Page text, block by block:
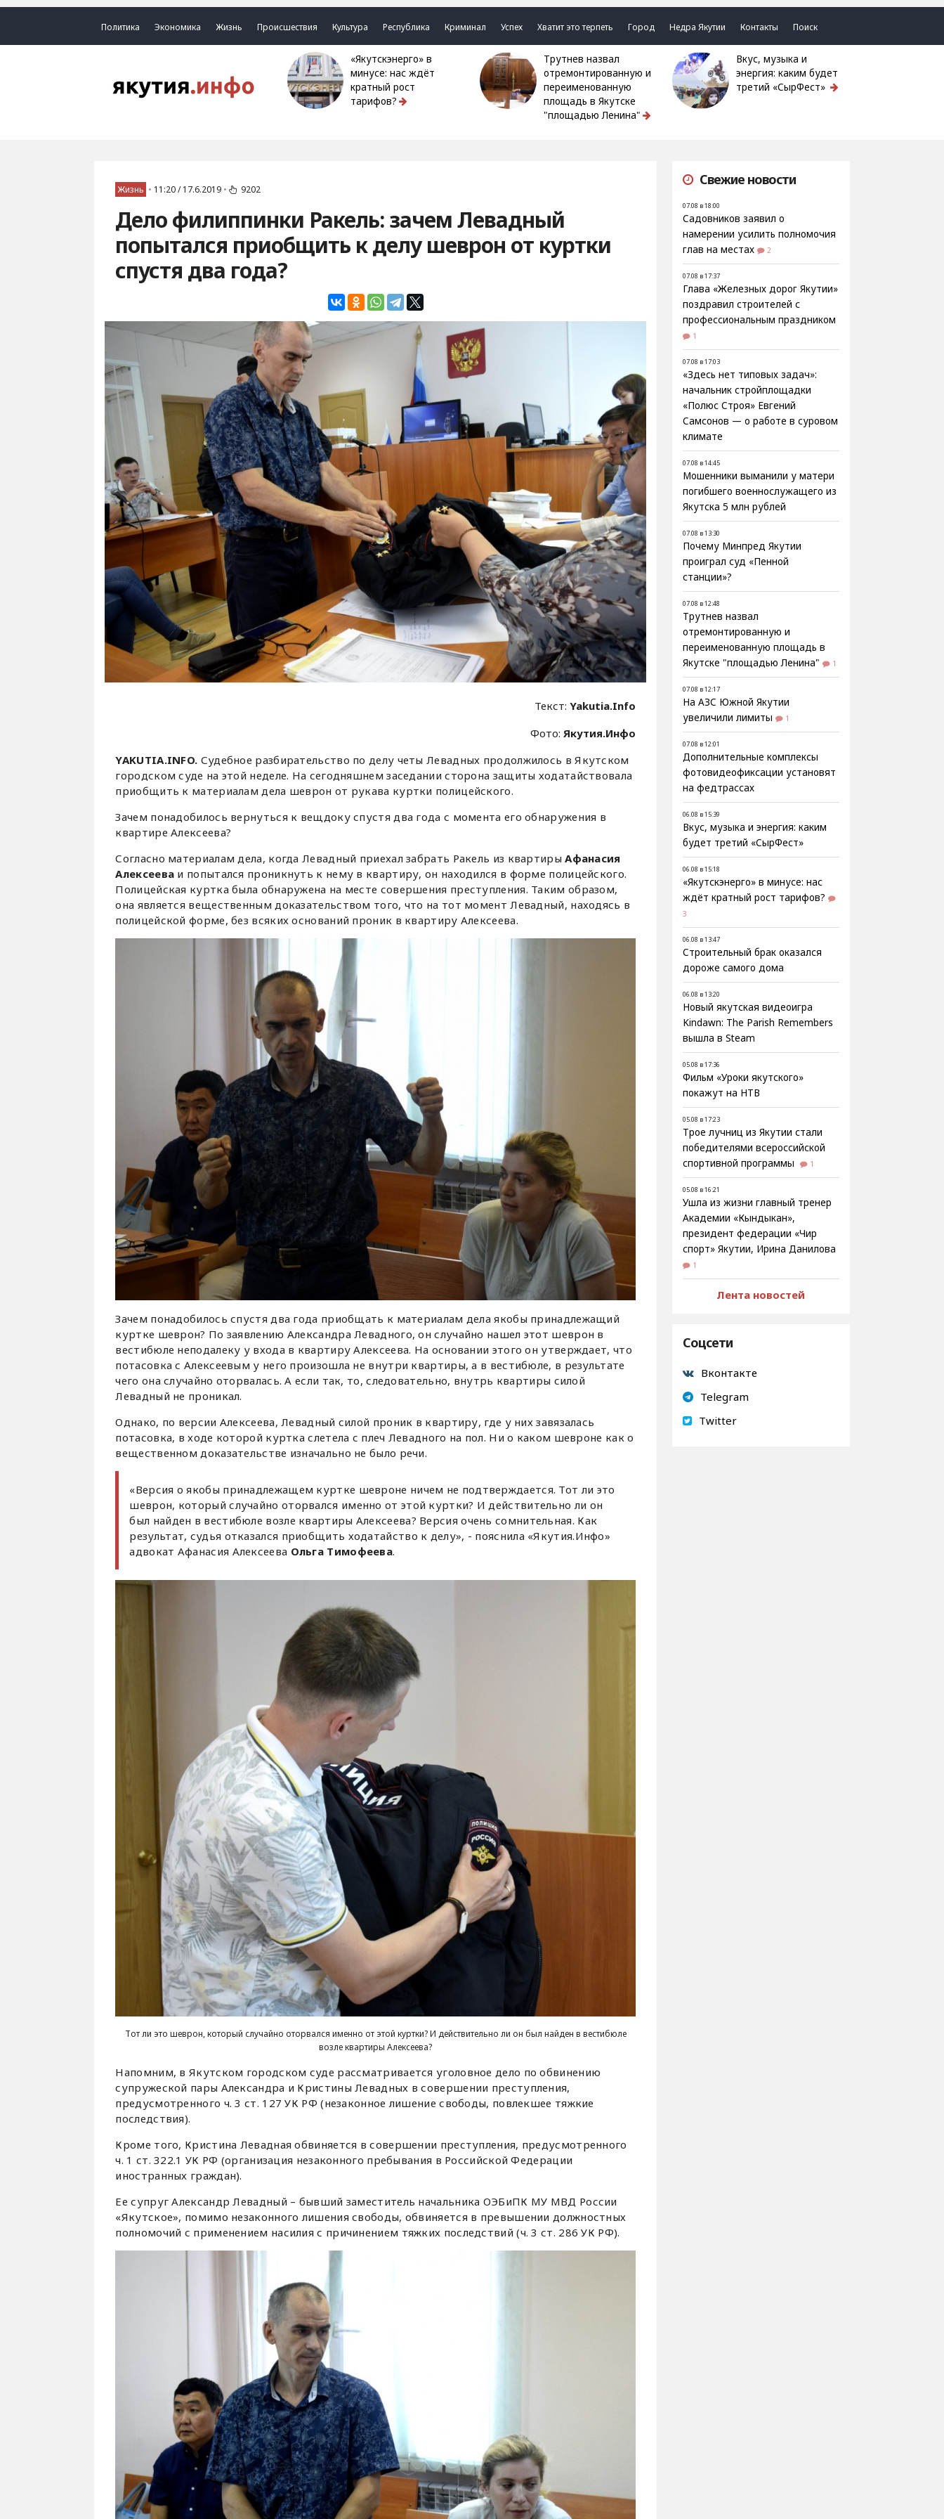
Политика Экономика Жизнь Происшествия Культура Республика Криминал Успех Хватит это терпеть Город Недра Якутии Контакты Поиск
«Якутскэнерго» в
минусе: нас ждёт
кратный рост
тарифов?
Трутнев назвал
отремонтированную и
переименованную
площадь в Якутске
"площадью Ленина"
Вкус, музыка и
энергия: каким будет
третий «СырФест»
Жизнь • 11:20 / 17.6.2019 • 9202
Дело филиппинки Ракель: зачем Левадный
попытался приобщить к делу шеврон от куртки
спустя два года?
Текст:Yakutia.Info
Фото:Якутия.Инфо
YAKUTIA.INFO. Судебное разбирательство по делу четы Левадных продолжилось в Якутском
городском суде на этой неделе. На сегодняшнем заседании сторона защиты ходатайствовала
приобщить к материалам дела шеврон от рукава куртки полицейского.
Зачем понадобилось вернуться к вещдоку спустя два года с момента его обнаружения в
квартире Алексеева?
Согласно материалам дела, когда Левадный приехал забрать Ракель из квартирыАфанасия
Алексеева и попытался проникнуть к нему в квартиру, он находился в форме полицейского.
Полицейская куртка была обнаружена на месте совершения преступления. Таким образом,
она является вещественным доказательством того, что на тот момент Левадный, находясь в
полицейской форме, без всяких оснований проник в квартиру Алексеева.
Зачем понадобилось спустя два года приобщать к материалам дела якобы принадлежащий
куртке шеврон? По заявлению Александра Левадного, он случайно нашел этот шеврон в
вестибюле неподалеку у входа в квартиру Алексеева. На основании этого он утверждает, что
потасовка с Алексеевым у него произошла не внутри квартиры, а в вестибюле, в результате
чего она случайно оторвалась. А если так, то, следовательно, внутрь квартиры силой
Левадный не проникал.
Однако, по версии Алексеева, Левадный силой проник в квартиру, где у них завязалась
потасовка, в ходе которой куртка слетела с плеч Левадного на пол. Ни о каком шевроне как о
вещественном доказательстве изначально не было речи.
«Версия о якобы принадлежащем куртке шевроне ничем не подтверждается. Тот ли это
шеврон, который случайно оторвался именно от этой куртки? И действительно ли он
был найден в вестибюле возле квартиры Алексеева? Версия очень сомнительная. Как
результат, судья отказался приобщить ходатайство к делу», - пояснила «Якутия.Инфо»
адвокат Афанасия Алексеева Ольга Тимофеева.
Тот ли это шеврон, который случайно оторвался именно от этой куртки? И действительно ли он был найден в вестибюле
возле квартиры Алексеева?
Напомним, в Якутском городском суде рассматривается уголовное дело по обвинению
супружеской пары Александра и Кристины Левадных в совершении преступления,
предусмотренного ч. 3 ст. 127 УК РФ (незаконное лишение свободы, повлекшее тяжкие
последствия).
Кроме того, Кристина Левадная обвиняется в совершении преступления, предусмотренного
ч. 1 ст. 322.1 УК РФ (организация незаконного пребывания в Российской Федерации
иностранных граждан).
Ее супруг Александр Левадный – бывший заместитель начальника ОЭБиПК МУ МВД России
«Якутское», помимо незаконного лишения свободы, обвиняется в превышении должностных
полномочий с применением насилия с причинением тяжких последствий (ч. 3 ст. 286 УК РФ).
Свежие новости
07.08 в 18:00
Садовников заявил о
намерении усилить полномочия
глав на местах
2
07.08 в 17:37
Глава «Железных дорог Якутии»
поздравил строителей с
профессиональным праздником
1
07.08 в 17:03
«Здесь нет типовых задач»:
начальник стройплощадки
«Полюс Строя» Евгений
Самсонов — о работе в суровом
климате
07.08 в 14:45
Мошенники выманили у матери
погибшего военнослужащего из
Якутска 5 млн рублей
07.08 в 13:30
Почему Минпред Якутии
проиграл суд «Пенной
станции»?
07.08 в 12:48
Трутнев назвал
отремонтированную и
переименованную площадь в
Якутске "площадью Ленина"
1
07.08 в 12:17
На АЗС Южной Якутии
увеличили лимиты
1
07.08 в 12:01
Дополнительные комплексы
фотовидеофиксации установят
на федтрассах
06.08 в 15:39
Вкус, музыка и энергия: каким
будет третий «СырФест»
06.08 в 15:18
«Якутскэнерго» в минусе: нас
ждёт кратный рост тарифов?
3
06.08 в 13:47
Строительный брак оказался
дороже самого дома
06.08 в 13:20
Новый якутская видеоигра
Kindawn: The Parish Remembers
вышла в Steam
05.08 в 17:36
Фильм «Уроки якутского»
покажут на НТВ
05.08 в 17:23
Трое лучниц из Якутии стали
победителями всероссийской
спортивной программы
1
05.08 в 16:21
Ушла из жизни главный тренер
Академии «Кындыкан»,
президент федерации «Чир
спорт» Якутии, Ирина Данилова
1
Лента новостей
Соцсети
Вконтакте
Telegram
Twitter